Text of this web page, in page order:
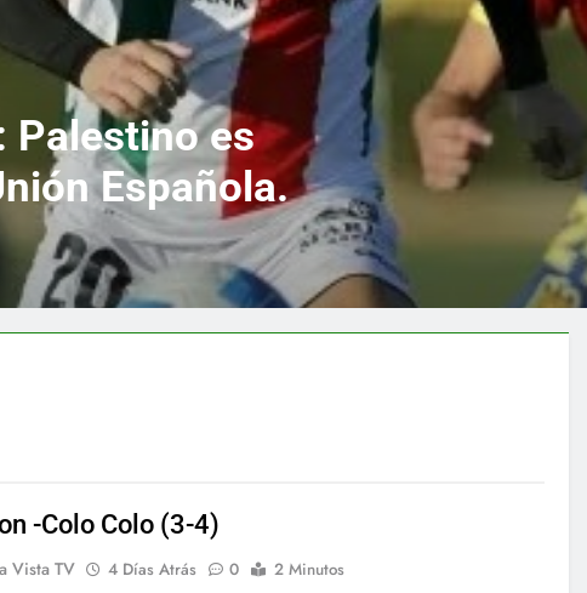
Palestino es
Española.
-Colo Colo (3-4)
Vista TV 4 Días Atrás 0
2 Minutos